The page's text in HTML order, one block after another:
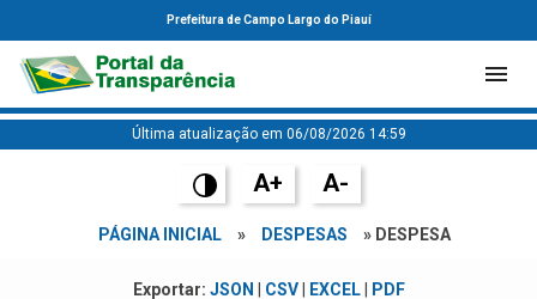
Prefeitura de Campo Largo do Piauí
Última atualização em 06/08/2026 14:59
A+ A-
PÁGINA INICIAL » DESPESAS » DESPESA
Exportar: JSON CSV| EXCEL| PDF